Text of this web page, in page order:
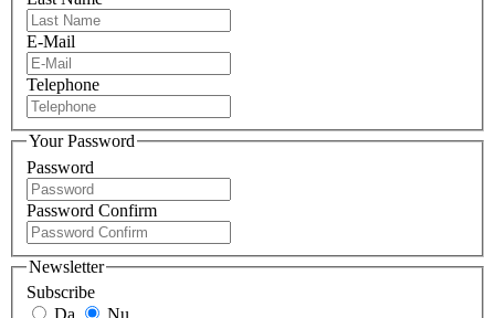
E-Mail
Telephone
Your Password
Password
Password Confirm
Newsletter
Subscribe